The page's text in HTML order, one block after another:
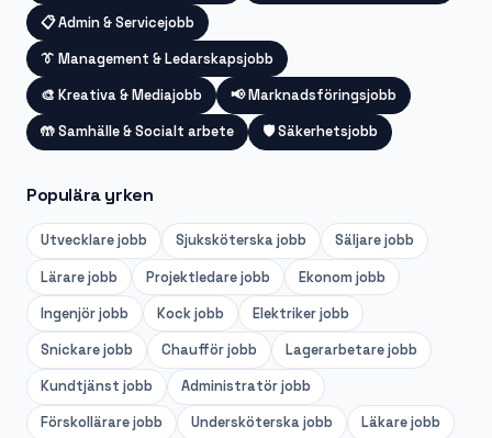
📋Admin & Servicejobb
👔 Management & Ledarskapsjobb
🎨 Kreativa & Mediajobb 📢Marknadsföringsjobb
🤲Samhälle & Socialt arbete 🛡️Säkerhetsjobb
Populära yrken
Utvecklarejobb Sjuksköterskajobb Säljarejobb
Lärarejobb Projektledarejobb Ekonom jobb
Ingenjörjobb Kockjobb Elektrikerjobb
Snickarejobb Chaufförjobb Lagerarbetarejobb
Kundtjänst jobb Administratörjobb
Förskollärarejobb Undersköterskajobb Läkarejobb